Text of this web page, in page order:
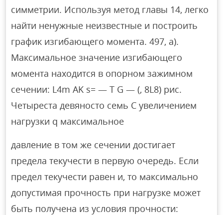
симметрии. Используя метод главы 14, легко
найти ненужные неизвестные и построить
график изгибающего момента. 497, а).
Максимальное значение изгибающего
момента находится в опорном зажимном
сечении: L4m AK s= — T G — (, 8L8) рис.
Четыреста девяносто семь С увеличением
нагрузки q максимальное
давление в том же сечении достигает
предела текучести в первую очередь. Если
предел текучести равен и, то максимально
допустимая прочность при нагрузке может
быть получена из условия прочности: